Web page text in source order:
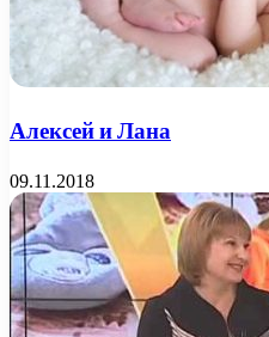
Алексей и Лана
09.11.2018